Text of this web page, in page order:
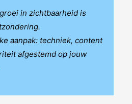
in zichtbaarheid is
aanpak: techniek, content
afgestemd op jouw